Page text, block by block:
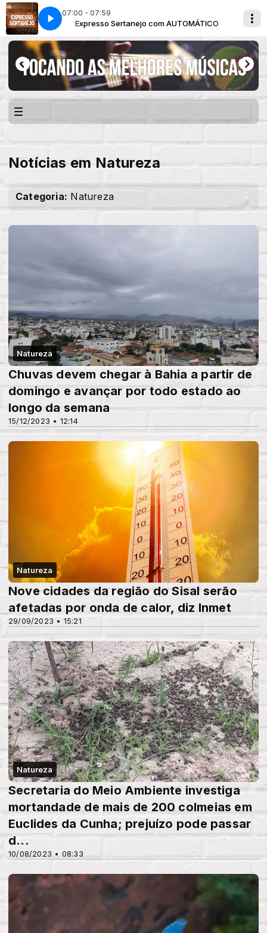
07:00 - 07:59
Expresso Sertanejo com AUTOMÁTICO
Notícias em Natureza
Categoria: Natureza
Natureza
15/12/2023 • 12:14
Chuvas devem chegar à Bahia a partir de
domingo e avançar por todo estado ao
longo da semana
Natureza
29/09/2023 • 15:21
Nove cidades da região do Sisal serão
afetadas por onda de calor, diz Inmet
Natureza
10/08/2023 • 08:33
Secretaria do Meio Ambiente investiga
mortandade de mais de 200 colmeias em
Euclides da Cunha; prejuízo pode passar
d...